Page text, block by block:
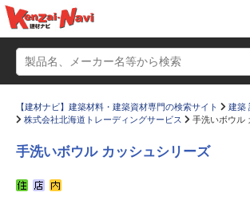
【建材ナビ】建築材料・建築資材専門の検索サイト
建築
株式会社北海道トレーディングサービス
手洗いボウル
手洗いボウル カッシュシリーズ